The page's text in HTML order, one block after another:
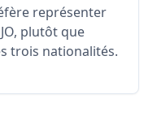
représenter
plutôt que
trois nationalités.